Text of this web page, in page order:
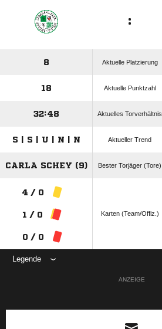
:
8 Aktuelle Platzierung
18 Aktuelle Punktzahl
32:48 Aktuelles Torverhältnis
S | S | U | N | N Aktueller Trend
CARLA SCHEY (9) Bester Torjäger (Tore)
4 / 0
1 / 0
0 / 0
Karten (Team/Offiz.)
Legende
ANZEIGE